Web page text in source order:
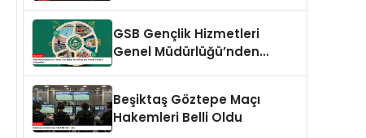
GSB Gençlik Hizmetleri
Genel Müdürlüğü’nden
Beşiktaş Göztepe Maçı
Hakemleri Belli Oldu